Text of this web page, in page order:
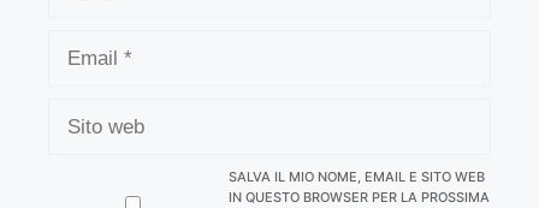
WEB
SALVA IL MIO NOME, EMAIL E SITO WEB
IN QUESTO BROWSER PER LA PROSSIMA